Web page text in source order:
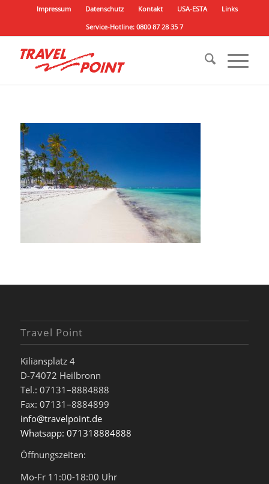
Impressum Datenschutz Kontakt USA-ESTA
Links
Service-Hotline: 0800 87 28 35 7
Travel Point
Kiliansplatz 4
D-74072 Heilbronn
Tel.: 07131–8884888
Fax: 07131–8884899
info@travelpoint.de
Whatsapp: 071318884888
Öffnungszeiten:
Mo-Fr 11:00-18:00 Uhr